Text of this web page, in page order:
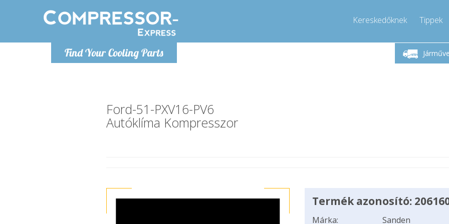
Find Your Cooling Parts
Kereskedőknek Tippek
Hétfő-Péntek 9-17
Hívjon!
Ford-51-PXV16-PV6
Autóklíma Kompresszor
Termék azonosító:
Márka:
Sanden